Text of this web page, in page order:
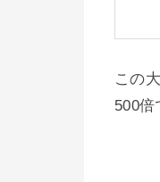
この
500倍